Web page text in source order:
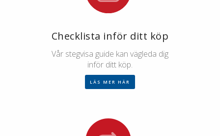
Checklista inför ditt köp
Vår stegvisa guide kan vägleda dig
inför ditt köp.
LÄS MER HÄR